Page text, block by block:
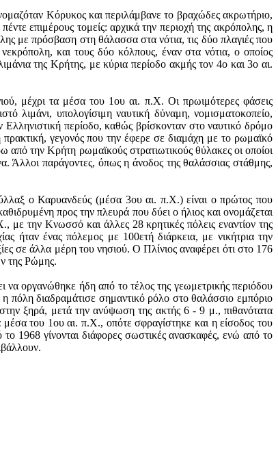
Κόρυκος και περιλάμβανε το βραχώδες ακρωτήριο,
επιμέρους τομείς: αρχικά την περιοχή της ακρόπολης, η
με πρόσβαση στη θάλασσα στα νότια, τις δύο πλαγιές που
και τους δύο κόλπους, έναν στα νότια, ο οποίος
της Κρήτης, με κύρια περίοδο ακμής τον 4ο και 3ο αι.
μέχρι τα μέσα του 1ου αι. π.Χ. Οι πρωιμότερες φάσεις
λιμάνι, υπολογίσιμη ναυτική δύναμη, νομισματοκοπείο,
περίοδο, καθώς βρίσκονταν στο ναυτικό δρόμο
γεγονός που την έφερε σε διαμάχη με το ρωμαϊκό
από την Κρήτη ρωμαϊκούς στρατιωτικούς θύλακες οι οποίοι
Άλλοι παράγοντες, όπως η άνοδος της θαλάσσιας στάθμης,
ο Καρυανδεύς (μέσα 3ου αι. π.Χ.) είναι ο πρώτος που
προς την πλευρά που δύει ο ήλιος και ονομάζεται
την Κνωσσό και άλλες 28 κρητικές πόλεις εναντίον της
ήταν ένας πόλεμος με 100ετή διάρκεια, με νικήτρια την
σε άλλα μέρη του νησιού. Ο Πλίνιος αναφέρει ότι στο 176
της Ρώμης.
να οργανώθηκε ήδη από το τέλος της γεωμετρικής περιόδου
πόλη διαδραμάτισε σημαντικό ρόλο στο θαλάσσιο εμπόριο
ξηρά, μετά την ανύψωση της ακτής 6 - 9 μ., πιθανότατα
του 1ου αι. π.Χ., οπότε σφραγίστηκε και η είσοδος του
1968 γίνονται διάφορες σωστικές ανασκαφές, ενώ από το